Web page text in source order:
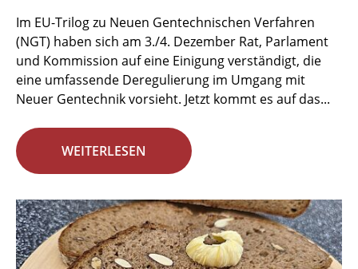
Im EU-Trilog zu Neuen Gentechnischen Verfahren
(NGT) haben sich am 3./4. Dezember Rat, Parlament
und Kommission auf eine Einigung verständigt, die
eine umfassende Deregulierung im Umgang mit
Neuer Gentechnik vorsieht. Jetzt kommt es auf das...
WEITERLESEN